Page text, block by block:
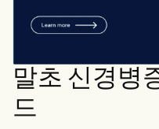
솔로 프랙티셔너
카운슬러
코치
음성 언어 병리학자
메시지
SMS and email
Telehealth video
In session notes
기록
AI Scribe
Clinical notes
치료
Treatment plans
청구
Invoicing and payments
병원 관리
규정 준수 및 보안
Psychologists
Dentists
Nurse practitioners
Physicians
Psychiatrists
Nutritionists
Occupational therapists
Physical therapists
Wellness
Acupuncturists
Chiropractors
Health coaches
말초 신경병
드